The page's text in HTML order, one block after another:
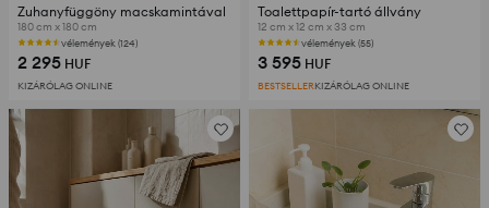
Zuhanyfüggöny macskamintával
180 cm x 180 cm
vélemények (124)
2 295 HUF
KIZÁRÓLAG ONLINE
Toalettpapír-tartó állvány
12 cm x 12 cm x 33 cm
vélemények (55)
3 595 HUF
BESTSELLERKIZÁRÓLAG ONLINE